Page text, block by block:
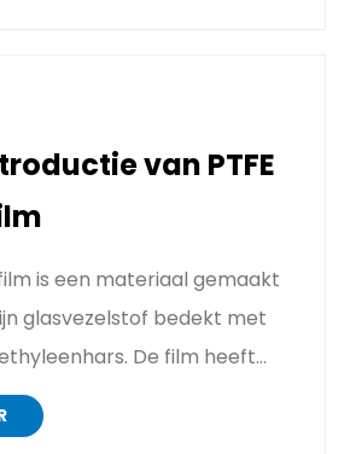
van PTFE
glasvezelstof bedekt met
De film heeft
...